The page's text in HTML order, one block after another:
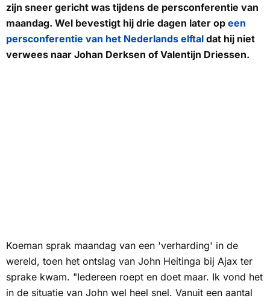
zijn sneer gericht was tijdens de persconferentie van
maandag. Wel bevestigt hij drie dagen later op een
persconferentie van het Nederlands elftal dat hij niet
verwees naar Johan Derksen of Valentijn Driessen.
Koeman sprak maandag van een 'verharding' in de
wereld, toen het ontslag van John Heitinga bij Ajax ter
sprake kwam. "Iedereen roept en doet maar. Ik vond het
in de situatie van John wel heel snel. Vanuit een aantal